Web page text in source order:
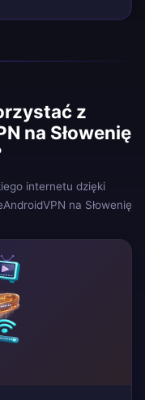
z
na Słowenię
internetu dzięki
na Słowenię